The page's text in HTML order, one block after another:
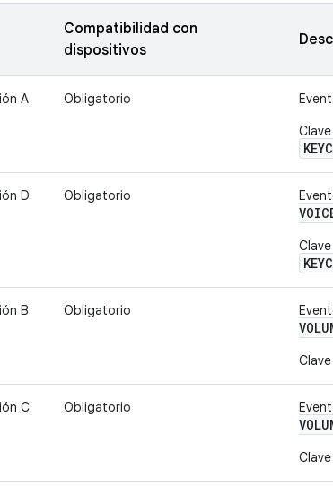
Compatibilidad con
dispositivos
A Obligatorio
D Obligatorio
B Obligatorio
C Obligatorio